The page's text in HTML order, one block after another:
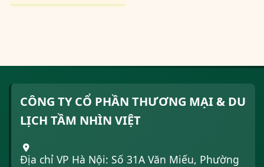
CÔNG TY CỔ PHẦN THƯƠNG MẠI & DU
LỊCH TẦM NHÌN VIỆT
Địa chỉ VP Hà Nội: Số 31A Văn Miếu, Phường